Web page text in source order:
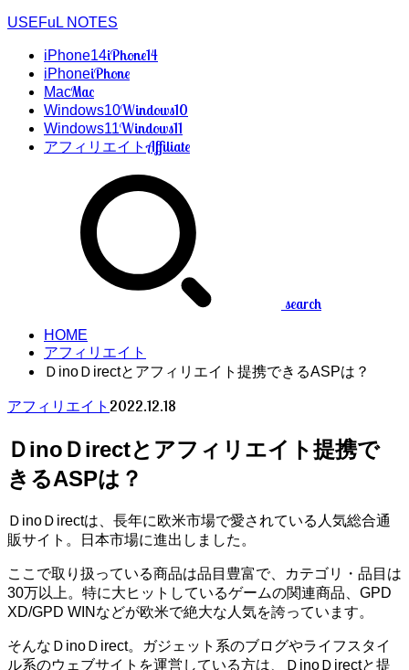
USEFuL NOTES
iPhone14iPhone14
iPhoneiPhone
MacMac
Windows10Windows10
Windows11Windows11
アフィリエイトAffiliate
search
HOME
アフィリエイト
ＤinoＤirectとアフィリエイト提携できるASPは？
アフィリエイト 2022.12.18
ＤinoＤirectとアフィリエイト提携で
きるASPは？
ＤinoＤirectは、長年に欧米市場で愛されている人気総合通
販サイト。日本市場に進出しました。
ここで取り扱っている商品は品目豊富で、カテゴリ・品目は
30万以上。特に大ヒットしているゲームの関連商品、GPD
XD/GPD WINなどが欧米で絶大な人気を誇っています。
そんなＤinoＤirect。ガジェット系のブログやライフスタイ
ル系のウェブサイトを運営している方は、ＤinoＤirectと提